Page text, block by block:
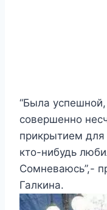
“Была
совершенно
прикрытием
кто-нибудь
Сомневаюсь”,-
Галкина.